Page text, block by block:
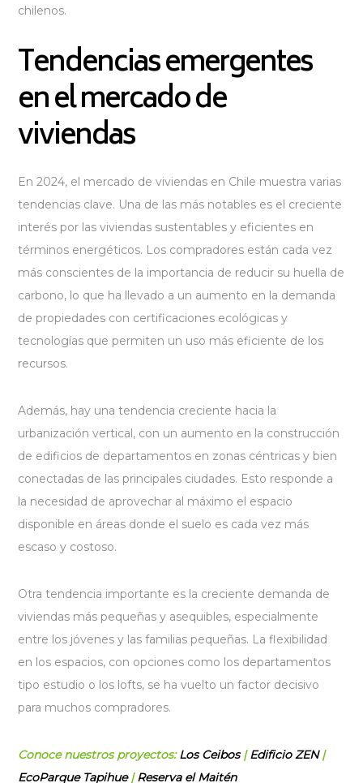
chilenos.
Tendencias emergentes
en el mercado de
viviendas
En 2024, el mercado de viviendas en Chile muestra varias
tendencias clave. Una de las más notables es el creciente
interés por las viviendas sustentables y eficientes en
términos energéticos. Los compradores están cada vez
más conscientes de la importancia de reducir su huella de
carbono, lo que ha llevado a un aumento en la demanda
de propiedades con certificaciones ecológicas y
tecnologías que permiten un uso más eficiente de los
recursos.
Además, hay una tendencia creciente hacia la
urbanización vertical, con un aumento en la construcción
de edificios de departamentos en zonas céntricas y bien
conectadas de las principales ciudades. Esto responde a
la necesidad de aprovechar al máximo el espacio
disponible en áreas donde el suelo es cada vez más
escaso y costoso.
Otra tendencia importante es la creciente demanda de
viviendas más pequeñas y asequibles, especialmente
entre los jóvenes y las familias pequeñas. La flexibilidad
en los espacios, con opciones como los departamentos
tipo estudio o los lofts, se ha vuelto un factor decisivo
para muchos compradores.
Conoce nuestros proyectos:Los Ceibos|Edificio ZEN|
EcoParque Tapihue|Reserva el Maitén